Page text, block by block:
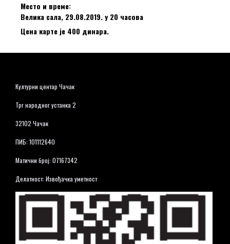
Место и време:
Велика сала, 29.08.2019. у 20 часова
Цена карте је 400 динара.
Културни центар Чачак
Трг народног устанка 2
32102 Чачак
ПИБ: 101112640
Матични број: 07167342
Делатност: Извођачка уметност